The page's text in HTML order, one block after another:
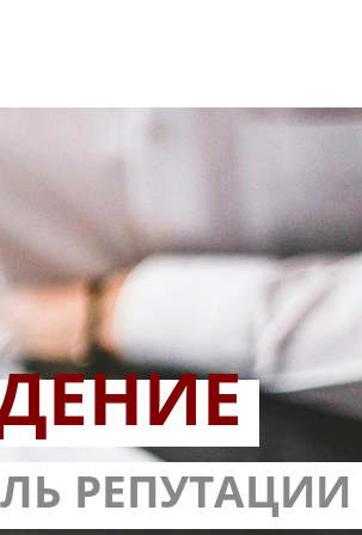
РЕПУТАЦИИ